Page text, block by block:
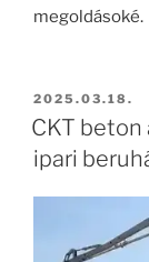
megoldásoké.
BEKÜLDVE:
2025.03.18.
CKT
ipari